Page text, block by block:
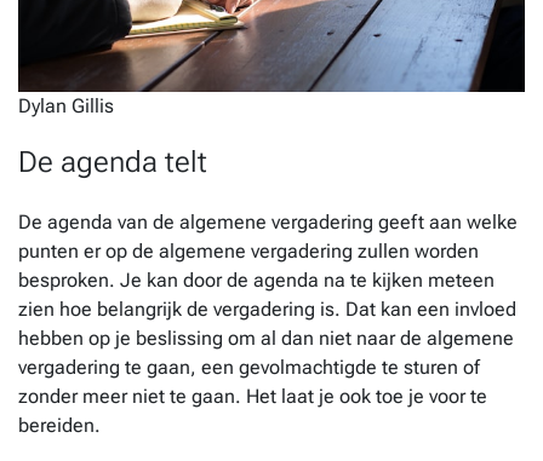
Dylan Gillis
De agenda telt
De agenda van de algemene vergadering geeft aan welke
punten er op de algemene vergadering zullen worden
besproken. Je kan door de agenda na te kijken meteen
zien hoe belangrijk de vergadering is. Dat kan een invloed
hebben op je beslissing om al dan niet naar de algemene
vergadering te gaan, een gevolmachtigde te sturen of
zonder meer niet te gaan. Het laat je ook toe je voor te
bereiden.